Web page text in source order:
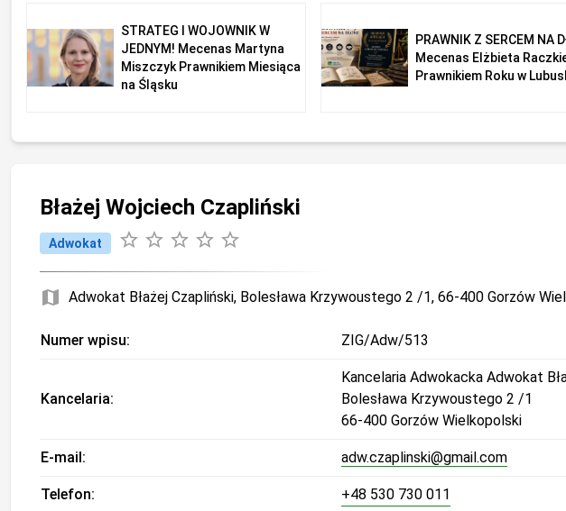
STRATEG I WOJOWNIK W
JEDNYM! Mecenas Martyna
Miszczyk Prawnikiem Miesiąca
na Śląsku
PRAWNIK Z SERCEM NA
Mecenas Elżbieta
Prawnikiem Roku w
Błażej Wojciech Czapliński
Adwokat star_border star_border star_border star_border star_border
map Adwokat Błażej Czapliński, Bolesława Krzywoustego 2 /1, 66-400 Gorzów
Numer wpisu: ZIG/Adw/513
Kancelaria:
Kancelaria Adwokacka Adwokat
Bolesława Krzywoustego 2 /1
66-400 Gorzów Wielkopolski
E-mail: adw.czaplinski@gmail.com
Telefon: +48 530 730 011